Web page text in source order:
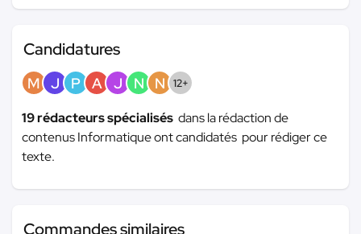
Candidatures
M J P A J N N 12+
19 rédacteurs spécialisés dans la rédaction de
contenus Informatique ont candidatés pour rédiger ce
texte.
Commandes similaires